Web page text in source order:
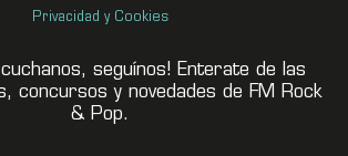
Privacidad y Cookies
seguínos! Enterate de las
concursos y novedades de FM Rock
& Pop.